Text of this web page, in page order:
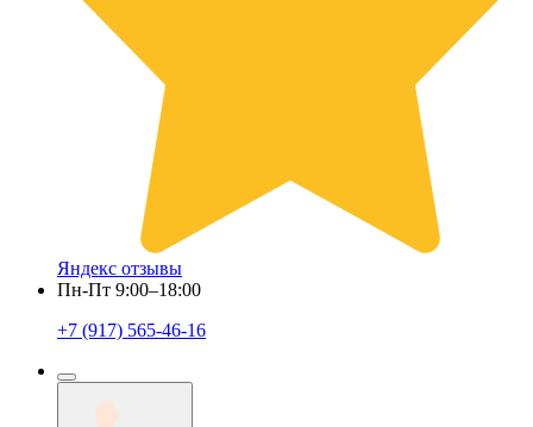
Яндекс отзывы
Пн-Пт 9:00–18:00
+7 (917) 565-46-16